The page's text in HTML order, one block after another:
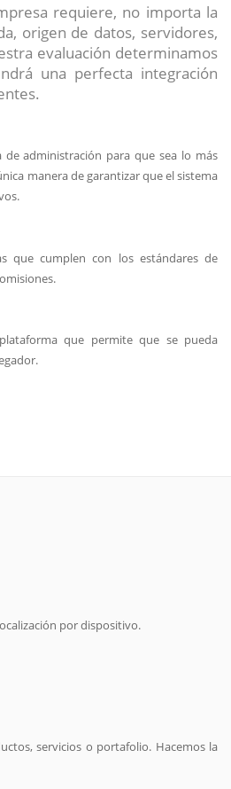
requiere, no importa la
origen de datos, servidores,
evaluación determinamos
una perfecta integración
de administración para que sea lo más
manera de garantizar que el sistema
que cumplen con los estándares de
que permite que se pueda
por dispositivo.
servicios o portafolio. Hacemos la